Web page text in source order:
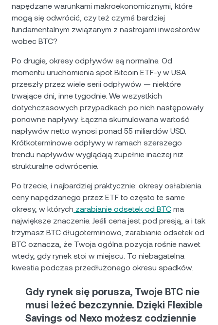
napędzane warunkami makroekonomicznymi, które
mogą się odwrócić, czy też czymś bardziej
fundamentalnym związanym z nastrojami inwestorów
wobec BTC?
Po drugie, okresy odpływów są normalne. Od
momentu uruchomienia spot Bitcoin ETF-y w USA
przeszły przez wiele serii odpływów — niektóre
trwające dni, inne tygodnie. We wszystkich
dotychczasowych przypadkach po nich następowały
ponowne napływy. Łączna skumulowana wartość
napływów netto wynosi ponad 55 miliardów USD.
Krótkoterminowe odpływy w ramach szerszego
trendu napływów wyglądają zupełnie inaczej niż
strukturalne odwrócenie.
Po trzecie, i najbardziej praktycznie: okresy osłabienia
ceny napędzanego przez ETF to często te same
okresy, w których zarabianie odsetek od BTC ma
największe znaczenie. Jeśli cena jest pod presją, a i tak
trzymasz BTC długoterminowo, zarabianie odsetek od
BTC oznacza, że Twoja ogólna pozycja rośnie nawet
wtedy, gdy rynek stoi w miejscu. To niebagatelna
kwestia podczas przedłużonego okresu spadków.
Gdy rynek się porusza, Twoje BTC nie
musi leżeć bezczynnie. Dzięki Flexible
Savings od Nexo możesz codziennie